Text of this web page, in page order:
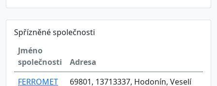
Spřízněné společnosti
Jméno
společnosti
Adresa
FERROMET
69801, 13713337, Hodonín, Veselí